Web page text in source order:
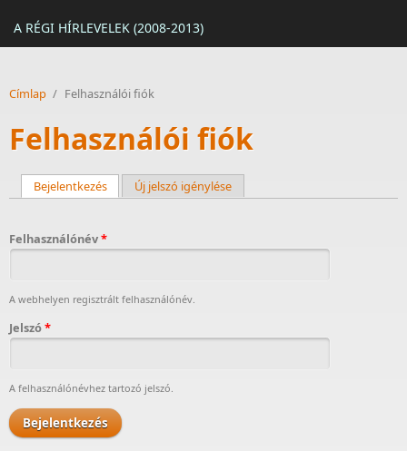
A RÉGI HÍRLEVELEK (2008-2013)
Címlap / Felhasználói fiók
Felhasználói fiók
Bejelentkezés(aktív fül)Új jelszó igénylése
Felhasználónév*
A webhelyen regisztrált felhasználónév.
Jelszó*
A felhasználónévhez tartozó jelszó.